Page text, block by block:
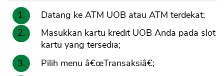
Datang ke ATM UOB atau ATM terdekat;
Masukkan kartu kredit UOB Anda pada slot
kartu yang tersedia;
Pilih menu â€œTransaksiâ€;